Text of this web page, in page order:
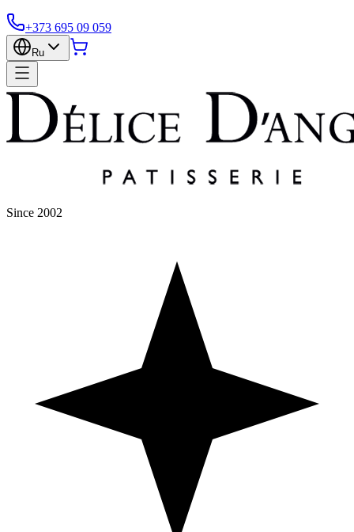
+373 695 09 059
Ru
Since 2002